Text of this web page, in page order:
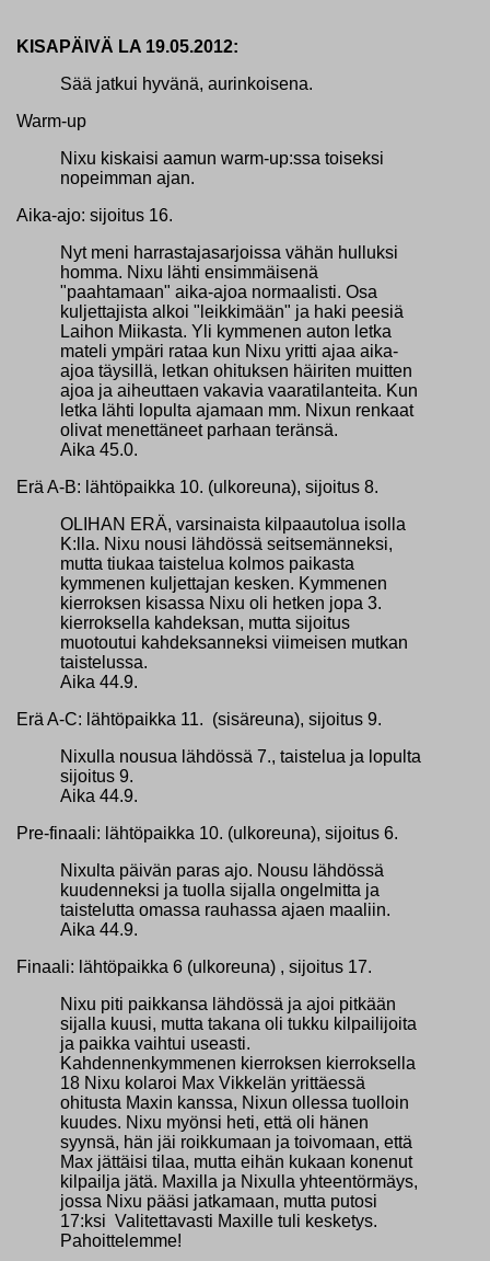
KISAPÄIVÄ LA 19.05.2012:
Sää jatkui hyvänä, aurinkoisena.
Warm-up
Nixu kiskaisi aamun warm-up:ssa toiseksi
nopeimman ajan.
Aika-ajo: sijoitus 16.
Nyt meni harrastajasarjoissa vähän hulluksi
homma. Nixu lähti ensimmäisenä
"paahtamaan" aika-ajoa normaalisti. Osa
kuljettajista alkoi "leikkimään" ja haki peesiä
Laihon Miikasta. Yli kymmenen auton letka
mateli ympäri rataa kun Nixu yritti ajaa aika-
ajoa täysillä, letkan ohituksen häiriten muitten
ajoa ja aiheuttaen vakavia vaaratilanteita. Kun
letka lähti lopulta ajamaan mm. Nixun renkaat
olivat menettäneet parhaan teränsä.
Aika 45.0.
Erä A-B: lähtöpaikka 10. (ulkoreuna), sijoitus 8.
OLIHAN ERÄ, varsinaista kilpaautolua isolla
K:lla. Nixu nousi lähdössä seitsemänneksi,
mutta tiukaa taistelua kolmos paikasta
kymmenen kuljettajan kesken. Kymmenen
kierroksen kisassa Nixu oli hetken jopa 3.
kierroksella kahdeksan, mutta sijoitus
muotoutui kahdeksanneksi viimeisen mutkan
taistelussa.
Aika 44.9.
Erä A-C: lähtöpaikka 11. (sisäreuna), sijoitus 9.
Nixulla nousua lähdössä 7., taistelua ja lopulta
sijoitus 9.
Aika 44.9.
Pre-finaali: lähtöpaikka 10. (ulkoreuna), sijoitus 6.
Nixulta päivän paras ajo. Nousu lähdössä
kuudenneksi ja tuolla sijalla ongelmitta ja
taistelutta omassa rauhassa ajaen maaliin.
Aika 44.9.
Finaali: lähtöpaikka 6 (ulkoreuna) , sijoitus 17.
Nixu piti paikkansa lähdössä ja ajoi pitkään
sijalla kuusi, mutta takana oli tukku kilpailijoita
ja paikka vaihtui useasti.
Kahdennenkymmenen kierroksen kierroksella
18 Nixu kolaroi Max Vikkelän yrittäessä
ohitusta Maxin kanssa, Nixun ollessa tuolloin
kuudes. Nixu myönsi heti, että oli hänen
syynsä, hän jäi roikkumaan ja toivomaan, että
Max jättäisi tilaa, mutta eihän kukaan konenut
kilpailja jätä. Maxilla ja Nixulla yhteentörmäys,
jossa Nixu pääsi jatkamaan, mutta putosi
17:ksi Valitettavasti Maxille tuli kesketys.
Pahoittelemme!